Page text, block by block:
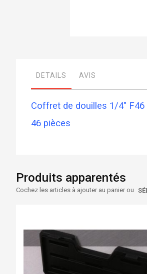
gallery
DETAILS
Coffret de douilles 1/4" F46
46 pièces
AVIS
Produits apparentés
Cochez les articles à ajouter au panier ou